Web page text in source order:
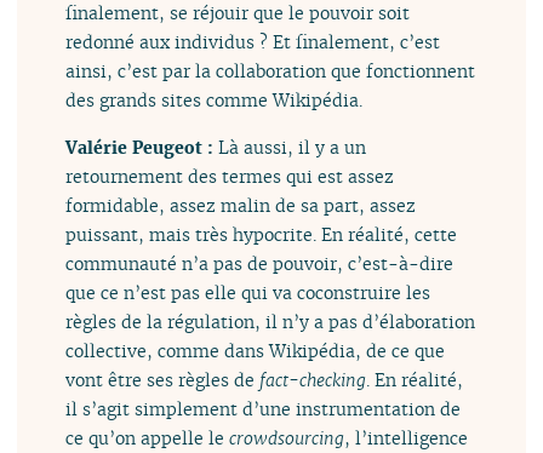
finalement, se réjouir que le pouvoir soit
redonné aux individus ? Et finalement, c’est
ainsi, c’est par la collaboration que fonctionnent
des grands sites comme Wikipédia.
Valérie Peugeot :Là aussi, il y a un
retournement des termes qui est assez
formidable, assez malin de sa part, assez
puissant, mais très hypocrite. En réalité, cette
communauté n’a pas de pouvoir, c’est-à-dire
que ce n’est pas elle qui va coconstruire les
règles de la régulation, il n’y a pas d’élaboration
collective, comme dans Wikipédia, de ce que
vont être ses règles de fact-checking . En réalité,
il s’agit simplement d’une instrumentation de
ce qu’on appelle lecrowdsourcing, l’intelligence